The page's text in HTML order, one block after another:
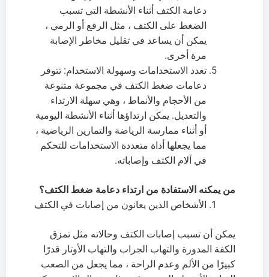
دعامة الكتف أثناء الأنشطة التي تسبب
الضغط على الكتف ، مثل الرفع أو الرمي ،
يمكن أن يساعد في تقليل مخاطر الإصابة
مرة أخرى.
تعدد الاستخدامات وسهولة الاستخدام: تتوفر
دعامات ضغط الكتف في مجموعة متنوعة
من الأحجام والأنماط ، وهي سهلة الارتداء
والتعديل. يمكن ارتداؤها أثناء الأنشطة اليومية
أو أثناء ممارسة الرياضة والتمارين الرياضية ،
مما يجعلها أداة متعددة الاستخدامات للتحكم
في آلام الكتف وإصاباته.
من يمكنه الاستفادة من ارتداء دعامة ضغط الكتف؟
الأشخاص الذين يعانون من إصابات في الكتف
يمكن أن تسبب إصابات الكتف وحالاته مثل تمزق
الكفة المدورة والتهاب الجراب والتهاب الأوتار قدرًا
كبيرًا من الألم وعدم الراحة ، مما يجعل من الصعب